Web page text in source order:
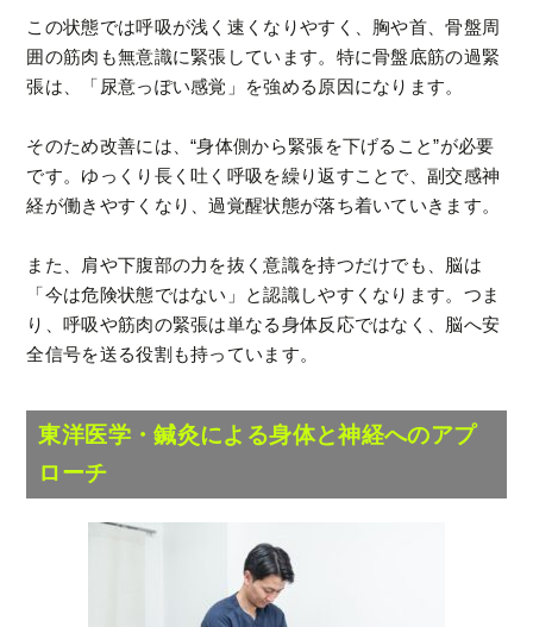
この状態では呼吸が浅く速くなりやすく、胸や首、骨盤周
囲の筋肉も無意識に緊張しています。特に骨盤底筋の過緊
張は、「尿意っぽい感覚」を強める原因になります。
そのため改善には、“身体側から緊張を下げること”が必要
です。ゆっくり長く吐く呼吸を繰り返すことで、副交感神
経が働きやすくなり、過覚醒状態が落ち着いていきます。
また、肩や下腹部の力を抜く意識を持つだけでも、脳は
「今は危険状態ではない」と認識しやすくなります。つま
り、呼吸や筋肉の緊張は単なる身体反応ではなく、脳へ安
全信号を送る役割も持っています。
東洋医学・鍼灸による身体と神経へのアプ
ローチ